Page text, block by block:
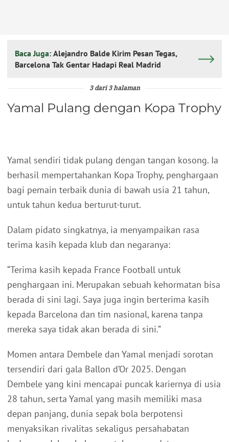
Baca Juga: Alejandro Balde Kirim Pesan Tegas,
Barcelona Tak Gentar Hadapi Real Madrid
3 dari 3 halaman
Yamal Pulang dengan Kopa Trophy
Yamal sendiri tidak pulang dengan tangan kosong. Ia
berhasil mempertahankan Kopa Trophy, penghargaan
bagi pemain terbaik dunia di bawah usia 21 tahun,
untuk tahun kedua berturut-turut.
Dalam pidato singkatnya, ia menyampaikan rasa
terima kasih kepada klub dan negaranya:
“Terima kasih kepada France Football untuk
penghargaan ini. Merupakan sebuah kehormatan bisa
berada di sini lagi. Saya juga ingin berterima kasih
kepada Barcelona dan tim nasional, karena tanpa
mereka saya tidak akan berada di sini.”
Momen antara Dembele dan Yamal menjadi sorotan
tersendiri dari gala Ballon d’Or 2025. Dengan
Dembele yang kini mencapai puncak kariernya di usia
28 tahun, serta Yamal yang masih memiliki masa
depan panjang, dunia sepak bola berpotensi
menyaksikan rivalitas sekaligus persahabatan